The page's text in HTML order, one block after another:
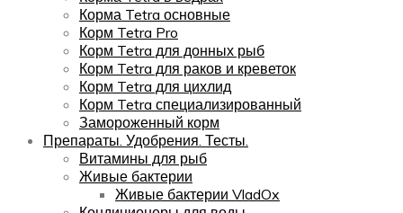
Корма Tetra основные
Корм Tetra Pro
Корм Tetra для донных рыб
Корм Tetra для раков и креветок
Корм Tetra для цихлид
Корм Tetra специализированный
Замороженный корм
Препараты. Удобрения. Тесты.
Витамины для рыб
Живые бактерии
Живые бактерии VladOx